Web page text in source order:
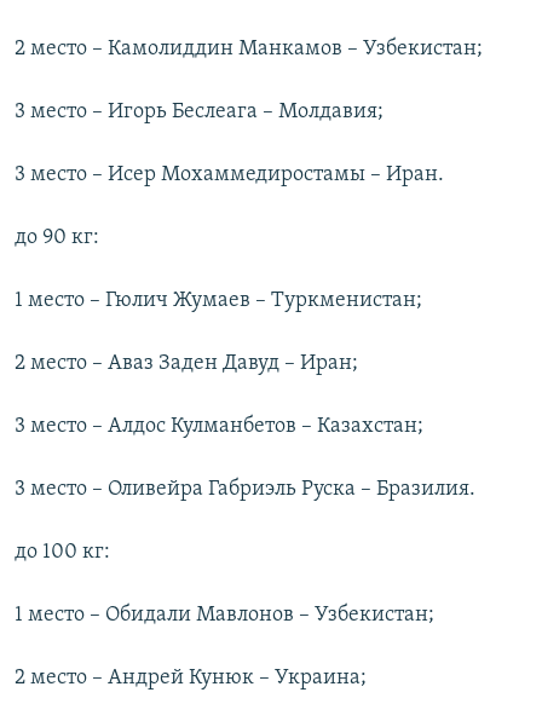
2 место – Камолиддин Манкамов – Узбекистан;
3 место – Игорь Беслеага – Молдавия;
3 место – Исер Мохаммедиростамы – Иран.
до 90 кг:
1 место – Гюлич Жумаев – Туркменистан;
2 место – Аваз Заден Давуд – Иран;
3 место – Алдос Кулманбетов – Казахстан;
3 место – Оливейра Габриэль Руска – Бразилия.
до 100 кг:
1 место – Обидали Мавлонов – Узбекистан;
2 место – Андрей Кунюк – Украина;